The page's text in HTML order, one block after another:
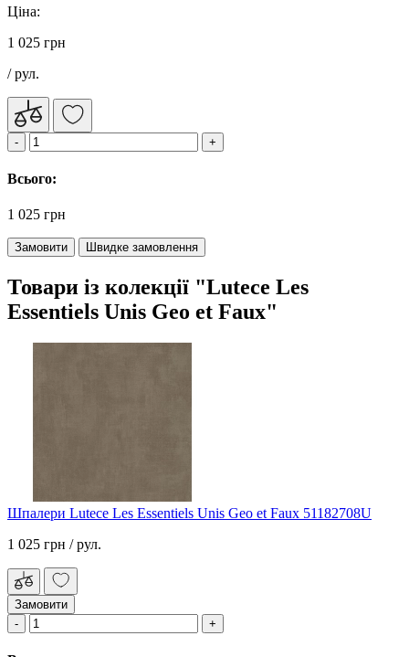
Ціна:
1 025 грн
/ рул.
Всього:
1 025 грн
Замовити Швидке замовлення
Товари із колекції "Lutece Les
Essentiels Unis Geo et Faux"
Шпалери Lutece Les Essentiels Unis Geo et Faux 51182708U
1 025 грн / рул.
Замовити